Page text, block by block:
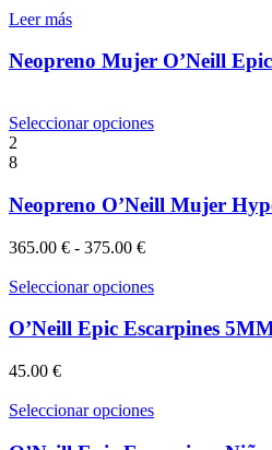
Leer más
Neopreno Mujer O’Neill
Seleccionar opcionesEste
variantes.
Las
elegir
la
2
8
Neopreno O’Neill Mujer
365.00 € - 375.00 €Rango
precios:
365.00 €
hasta
Seleccionar opcionesEste
tiene
múltiples
opciones
se
pueden
O’Neill Epic Escarpines
45.00 €
Seleccionar opcionesEste